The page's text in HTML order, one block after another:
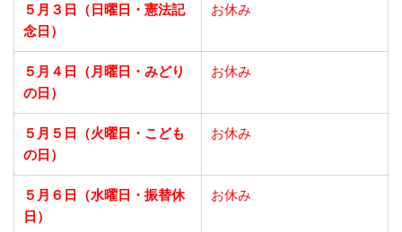
５月３日（日曜日・憲法記
念日）
お休み
５月４日（月曜日・みどり
の日）
お休み
５月５日（火曜日・こども
の日）
お休み
５月６日（水曜日・振替休
日）
お休み